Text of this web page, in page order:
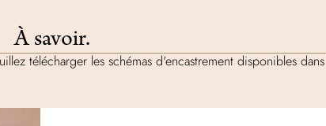
À savoir.
télécharger les schémas d'encastrement disponibles